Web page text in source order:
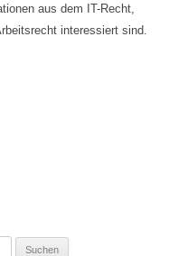
aus dem IT-Recht,
interessiert sind.